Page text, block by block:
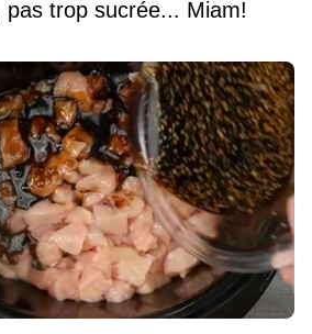
pas trop sucrée... Miam!